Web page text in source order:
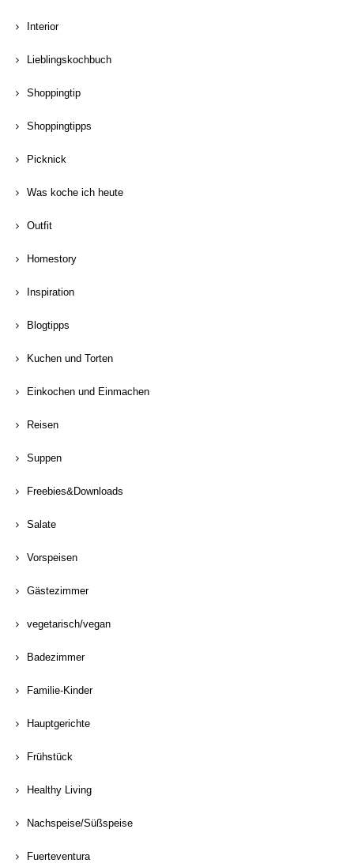
Interior
Lieblingskochbuch
Shoppingtip
Shoppingtipps
Picknick
Was koche ich heute
Outfit
Homestory
Inspiration
Blogtipps
Kuchen und Torten
Einkochen und Einmachen
Reisen
Suppen
Freebies&Downloads
Salate
Vorspeisen
Gästezimmer
vegetarisch/vegan
Badezimmer
Familie-Kinder
Hauptgerichte
Frühstück
Healthy Living
Nachspeise/Süßspeise
Fuerteventura